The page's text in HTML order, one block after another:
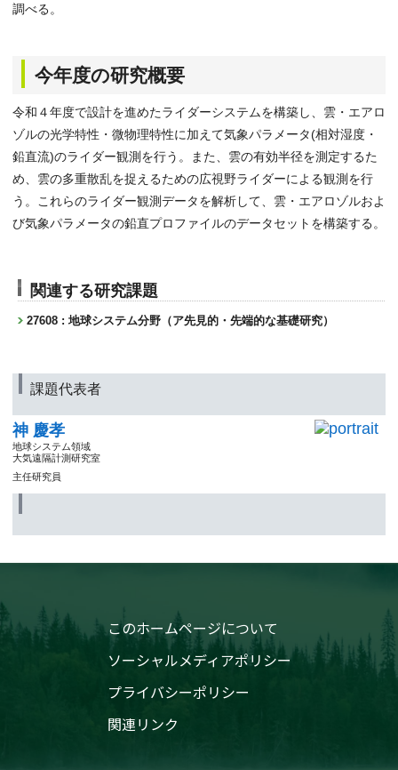
調べる。
今年度の研究概要
令和４年度で設計を進めたライダーシステムを構築し、雲・エアロ
ゾルの光学特性・微物理特性に加えて気象パラメータ(相対湿度・
鉛直流)のライダー観測を行う。また、雲の有効半径を測定するた
め、雲の多重散乱を捉えるための広視野ライダーによる観測を行
う。これらのライダー観測データを解析して、雲・エアロゾルおよ
び気象パラメータの鉛直プロファイルのデータセットを構築する。
関連する研究課題
27608 : 地球システム分野（ア先見的・先端的な基礎研究）
課題代表者
神 慶孝
地球システム領域
大気遠隔計測研究室
主任研究員
このホームページについて
ソーシャルメディアポリシー
プライバシーポリシー
関連リンク